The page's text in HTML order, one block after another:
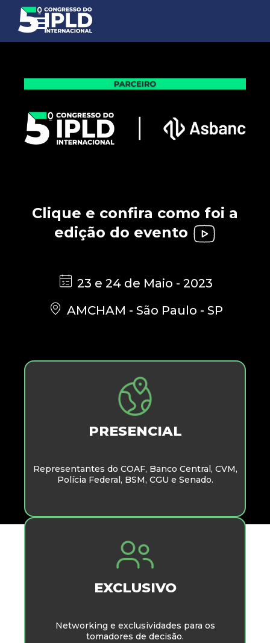
Clique e confira como foi a
edição do evento
23 e 24 de Maio - 2023
AMCHAM - São Paulo - SP
PRESENCIAL
Representantes do COAF, Banco Central, CVM,
Polícia Federal, BSM, CGU e Senado.
EXCLUSIVO
Networking e exclusividades para os
tomadores de decisão.